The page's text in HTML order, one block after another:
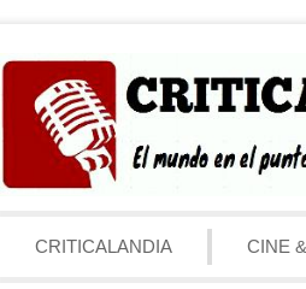
Menú
CRITICALANDIA
CINE